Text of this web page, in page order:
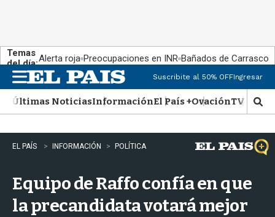
Temas
del día:Alerta roja Preocupaciones en INR Bañados de Carrasco
n
u
Suscribite al 50% OFFIngresar
Últimas NoticiasInformaciónEl País +OvaciónTV Show
M
o
s
t
r
EL PAÍS INFORMACIÓN POLÍTICA
Equipo de Raffo confía en que
la precandidata votará mejor